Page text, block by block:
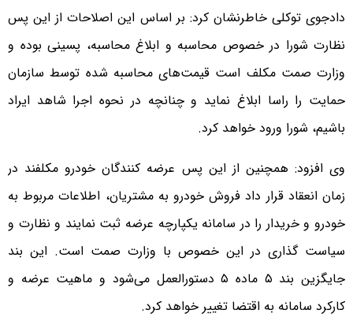
دادجوی توکلی خاطرنشان کرد: بر اساس این اصلاحات از این پس
نظارت شورا در خصوص محاسبه و ابلاغ محاسبه، پسینی بوده و
وزارت صمت مکلف است قیمت‌های محاسبه شده توسط سازمان
حمایت را راسا ابلاغ نماید و چنانچه در نحوه اجرا شاهد ایراد
باشیم، شورا ورود خواهد کرد.
وی افزود: همچنین از این پس عرضه کنندگان خودرو مکلفند در
زمان انعقاد قرار داد فروش خودرو به مشتریان، اطلاعات مربوط به
خودرو و خریدار را در سامانه یکپارچه عرضه ثبت نمایند و نظارت و
سیاست گذاری در این خصوص با وزارت صمت است. این بند
جایگزین بند ۵ ماده ۵ دستورالعمل می‌شود و ماهیت عرضه و
کارکرد سامانه به اقتضا تغییر خواهد کرد.